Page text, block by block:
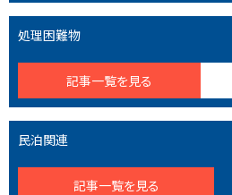
処理困難物
記事一覧を見る
民泊関連
記事一覧を見る